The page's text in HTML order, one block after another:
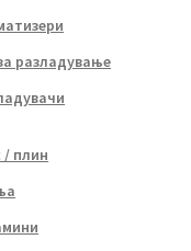
разладување
/ плин